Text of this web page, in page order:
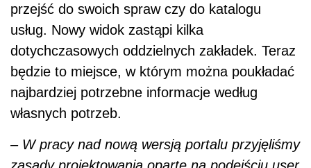
przejść do swoich spraw czy do katalogu
usług. Nowy widok zastąpi kilka
dotychczasowych oddzielnych zakładek. Teraz
będzie to miejsce, w którym można poukładać
najbardziej potrzebne informacje według
własnych potrzeb.
– W pracy nad nową wersją portalu przyjęliśmy